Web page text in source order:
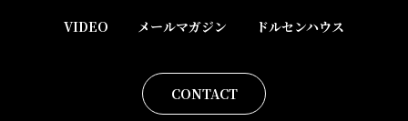
VIDEO メールマガジン ドルセンハウス
CONTACT